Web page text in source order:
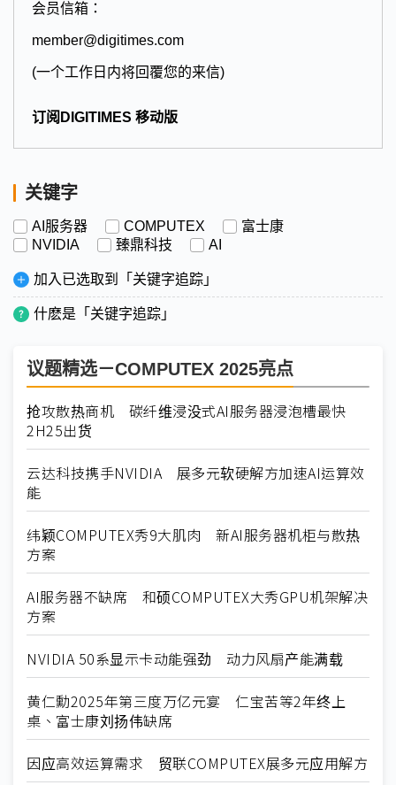
会员信箱：
member@digitimes.com
(一个工作日内将回覆您的来信)
订阅DIGITIMES 移动版
关键字
AI服务器 COMPUTEX
富士康
NVIDIA
臻鼎科技 AI
加入已选取到「关键字追踪」
什麽是「关键字追踪」
议题精选－COMPUTEX 2025亮点
抢攻散热商机 碳纤维浸没式AI服务器浸泡槽最快
2H25出货
云达科技携手NVIDIA 展多元软硬解方加速AI运算效
能
纬颖COMPUTEX秀9大肌肉 新AI服务器机柜与散热
方案
AI服务器不缺席 和硕COMPUTEX大秀GPU机架解决
方案
NVIDIA 50系显示卡动能强劲 动力风扇产能满载
黄仁勳2025年第三度万亿元宴 仁宝苦等2年终上
桌、富士康刘扬伟缺席
因应高效运算需求 贸联COMPUTEX展多元应用解方